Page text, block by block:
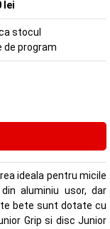
lei
stocul
de program
ideala pentru micile
aluminiu usor, dar
bete sunt dotate cu
Grip si disc Junior